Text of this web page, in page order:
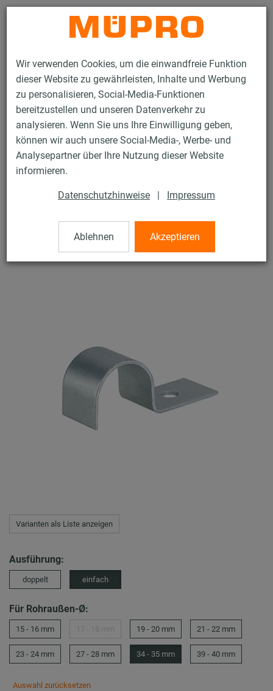
Wir verwenden Cookies, um die einwandfreie Funktion
dieser Website zu gewährleisten, Inhalte und Werbung
zu personalisieren, Social-Media-Funktionen
bereitzustellen und unseren Datenverkehr zu
analysieren. Wenn Sie uns Ihre Einwilligung geben,
können wir auch unsere Social-Media-, Werbe- und
Analysepartner über Ihre Nutzung dieser Website
informieren.
Datenschutzhinweise | Impressum
Ablehnen Akzeptieren
Kontakt
Produkte Befestigungstechnik Rohrschellen Rohrklammern
55 / 57
Rohrklammern
Rohrklammer einfach, 34-35 mm, verzinkt
Varianten als Liste anzeigen
Ausführung:
doppelt einfach
Für Rohraußen-Ø:
15 - 16 mm 19 - 20 mm 21 - 22 mm
23 - 24 mm 27 - 28 mm 34 - 35 mm 39 - 40 mm
Auswahl zurücksetzen